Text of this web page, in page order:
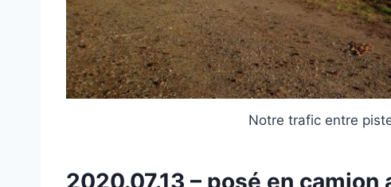
Notre trafic entre
2020.07.13 – posé en camion